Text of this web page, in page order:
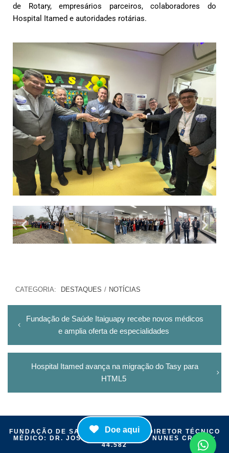
de Rotary, empresários parceiros, colaboradores do
Hospital Itamed e autoridades rotárias.
CATEGORIA: DESTAQUES / NOTÍCIAS
Fundação de Saúde Itaiguapy recebe novos médicos
e amplia oferta de especialidades
Hospital Itamed avança na migração do Tasy para
HTML5
FUNDAÇÃO DE SAÚDE ITAIGUAPY | DIRETOR TÉCNICO
MÉDICO: DR. JOSÉ MÁRIO CAMELO NUNES CRM-PR:
44.582
Doe aqui